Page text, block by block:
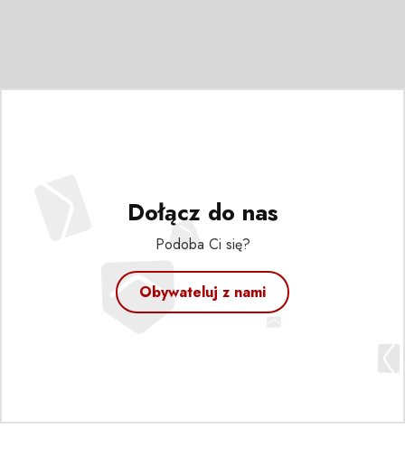
Dołącz do nas
Podoba Ci się?
Obywateluj z nami